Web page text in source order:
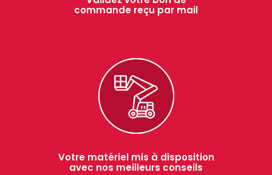
commande reçu par mail
Votre matériel mis à disposition
avec nos meilleurs conseils